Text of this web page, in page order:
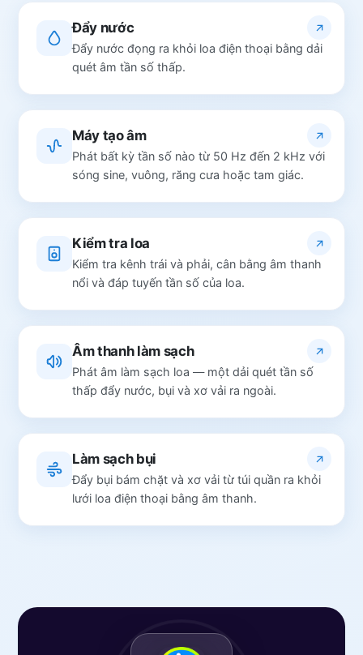
Đẩy nước
Đẩy nước đọng ra khỏi loa điện thoại bằng dải
quét âm tần số thấp.
Máy tạo âm
Phát bất kỳ tần số nào từ 50 Hz đến 2 kHz với
sóng sine, vuông, răng cưa hoặc tam giác.
Kiểm tra loa
Kiểm tra kênh trái và phải, cân bằng âm thanh
nổi và đáp tuyến tần số của loa.
Âm thanh làm sạch
Phát âm làm sạch loa — một dải quét tần số
thấp đẩy nước, bụi và xơ vải ra ngoài.
Làm sạch bụi
Đẩy bụi bám chặt và xơ vải từ túi quần ra khỏi
lưới loa điện thoại bằng âm thanh.